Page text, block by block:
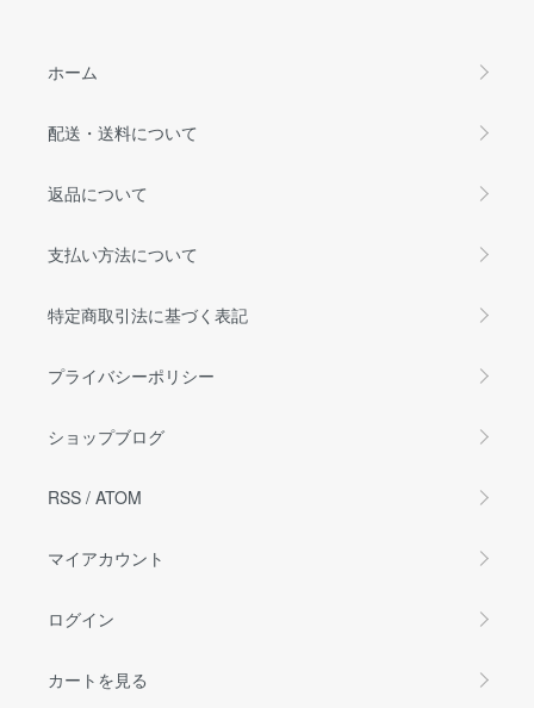
ホーム
配送・送料について
返品について
支払い方法について
特定商取引法に基づく表記
プライバシーポリシー
ショップブログ
RSS / ATOM
マイアカウント
ログイン
カートを見る